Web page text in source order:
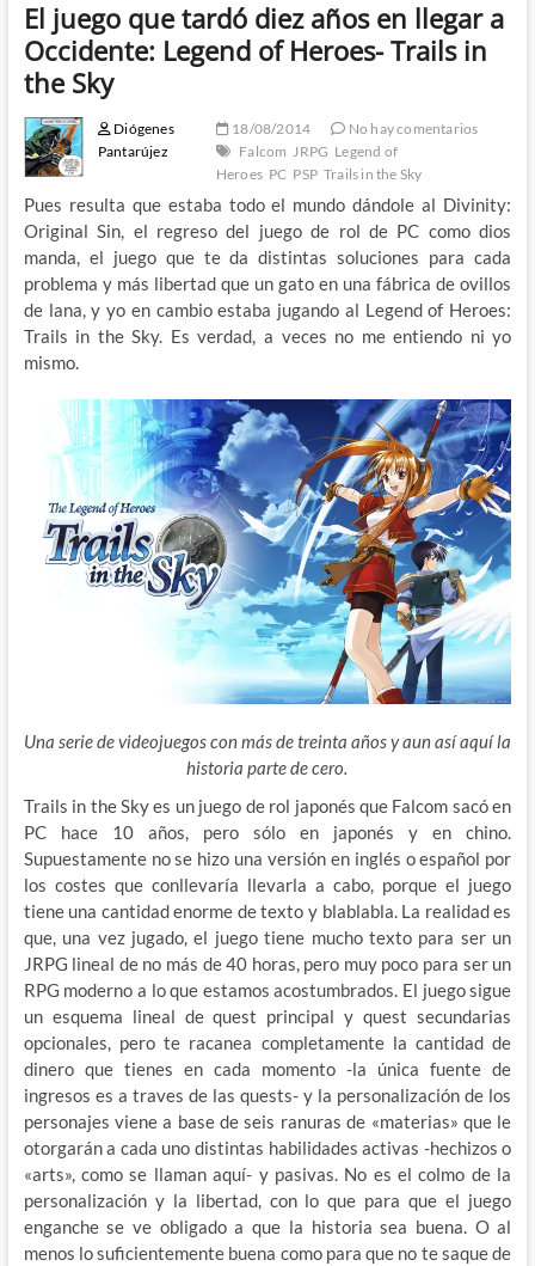
El juego que tardó diez años en llegar a
Occidente: Legend of Heroes- Trails in
the Sky
Diógenes
Pantarújez
18/08/2014
No hay comentarios
Falcom JRPG Legend of
Heroes PC PSP Trails in the Sky
Pues resulta que estaba todo el mundo dándole al Divinity:
Original Sin, el regreso del juego de rol de PC como dios
manda, el juego que te da distintas soluciones para cada
problema y más libertad que un gato en una fábrica de ovillos
de lana, y yo en cambio estaba jugando al Legend of Heroes:
Trails in the Sky. Es verdad, a veces no me entiendo ni yo
mismo.
Una serie de videojuegos con más de treinta años y aun así aquí la
historia parte de cero.
Trails in the Sky es un juego de rol japonés que Falcom sacó en
PC hace 10 años, pero sólo en japonés y en chino.
Supuestamente no se hizo una versión en inglés o español por
los costes que conllevaría llevarla a cabo, porque el juego
tiene una cantidad enorme de texto y blablabla. La realidad es
que, una vez jugado, el juego tiene mucho texto para ser un
JRPG lineal de no más de 40 horas, pero muy poco para ser un
RPG moderno a lo que estamos acostumbrados. El juego sigue
un esquema lineal de quest principal y quest secundarias
opcionales, pero te racanea completamente la cantidad de
dinero que tienes en cada momento -la única fuente de
ingresos es a traves de las quests- y la personalización de los
personajes viene a base de seis ranuras de «materias» que le
otorgarán a cada uno distintas habilidades activas -hechizos o
«arts», como se llaman aquí- y pasivas. No es el colmo de la
personalización y la libertad, con lo que para que el juego
enganche se ve obligado a que la historia sea buena. O al
menos lo suficientemente buena como para que no te saque de